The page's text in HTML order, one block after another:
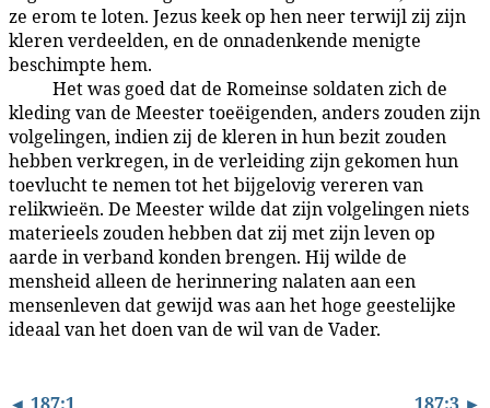
ze erom te loten. Jezus keek op hen neer terwijl zij zijn
kleren verdeelden, en de onnadenkende menigte
beschimpte hem.
Het was goed dat de Romeinse soldaten zich de
kleding van de Meester toeëigenden, anders zouden zijn
volgelingen, indien zij de kleren in hun bezit zouden
hebben verkregen, in de verleiding zijn gekomen hun
toevlucht te nemen tot het bijgelovig vereren van
relikwieën. De Meester wilde dat zijn volgelingen niets
materieels zouden hebben dat zij met zijn leven op
aarde in verband konden brengen. Hij wilde de
mensheid alleen de herinnering nalaten aan een
mensenleven dat gewijd was aan het hoge geestelijke
ideaal van het doen van de wil van de Vader.